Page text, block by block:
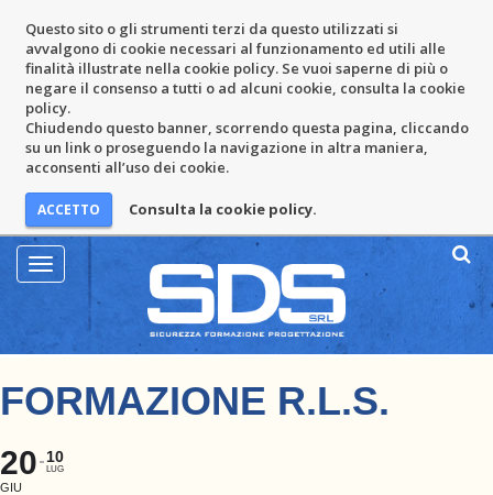
Questo sito o gli strumenti terzi da questo utilizzati si
avvalgono di cookie necessari al funzionamento ed utili alle
finalità illustrate nella cookie policy. Se vuoi saperne di più o
negare il consenso a tutti o ad alcuni cookie, consulta la cookie
policy.
Chiudendo questo banner, scorrendo questa pagina, cliccando
su un link o proseguendo la navigazione in altra maniera,
acconsenti all’uso dei cookie.
Consulta la cookie policy.
Mostra
Menu
FORMAZIONE R.L.S.
20
GIU
10
LUG